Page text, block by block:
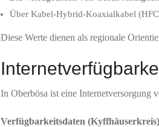
Über Kabel-Hybrid-Koaxialkabel
Diese Werte dienen als regionale
In Oberbösa ist eine Internetversorgung
Verfügbarkeitsdaten